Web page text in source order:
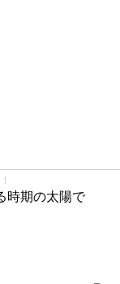
時期の太陽で